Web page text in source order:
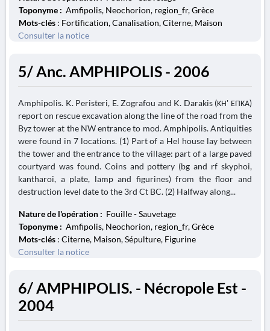
Toponyme : Amfipolis, Neochorion, region_fr, Grèce
Mots-clés : Fortification, Canalisation, Citerne, Maison
Consulter la notice
5/ Anc. AMPHIPOLIS - 2006
Amphipolis. K. Peristeri, E. Zografou and K. Darakis (ΚΗ' ΕΠΚΑ)
report on rescue excavation along the line of the road from the
Byz tower at the NW entrance to mod. Amphipolis. Antiquities
were found in 7 locations. (1) Part of a Hel house lay between
the tower and the entrance to the village: part of a large paved
courtyard was found. Coins and pottery (bg and rf skyphoi,
kantharoi, a plate, lamp and figurines) from the floor and
destruction level date to the 3rd Ct BC. (2) Halfway along...
Nature de l'opération : Fouille - Sauvetage
Toponyme : Amfipolis, Neochorion, region_fr, Grèce
Mots-clés : Citerne, Maison, Sépulture, Figurine
Consulter la notice
6/ AMPHIPOLIS. - Nécropole Est -
2004